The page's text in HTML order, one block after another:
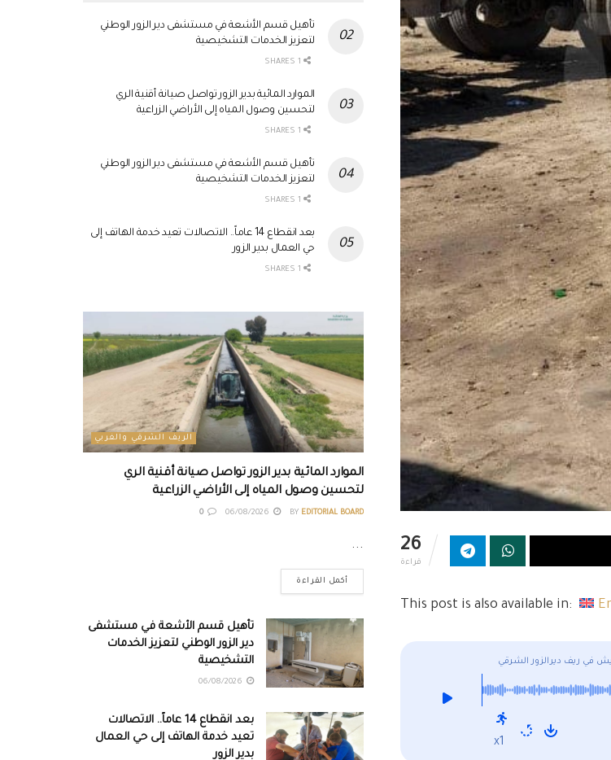
26
قراءة
This post is also available in:
في ريف ديرالزور الشرقي
x1
تأهيل قسم الأشعة في مستشفى دير الزور الوطني
لتعزيز الخدمات التشخيصية
الموارد المائية بدير الزور تواصل صيانة أقنية الري
لتحسين وصول المياه إلى الأراضي الزراعية
تأهيل قسم الأشعة في مستشفى دير الزور الوطني
لتعزيز الخدمات التشخيصية
بعد انقطاع 14 عاماً.. الاتصالات تعيد خدمة الهاتف إلى
حي العمال بدير الزور
الريف الشرقي والغربي
الموارد المائية بدير الزور تواصل صيانة أقنية الري
لتحسين وصول المياه إلى الأراضي الزراعية
BY EDITORIAL BOARD
0
...
أكمل القراءة
تأهيل قسم الأشعة في مستشفى
دير الزور الوطني لتعزيز الخدمات
التشخيصية
بعد انقطاع 14 عاماً.. الاتصالات
تعيد خدمة الهاتف إلى حي العمال
بدير الزور